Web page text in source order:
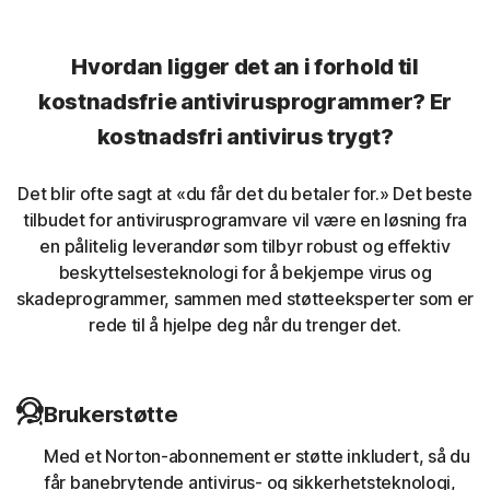
Uønskede leserutvidelser
Nortons inntrengingsforhindringssystem (IPS) bidrar til å
leserutvidelser.
Nettbanktrojanere
Norton-beskyttelse hjelper til med å blokkere og fjerne
trojanske hester som er kjent for å angripe bankøkter.
skadeprogrammer som bruker andres
Hvordan ligger det an i forhold til
kostnadsfrie antivirusprogrammer? Er
kostnadsfri antivirus trygt?
Det blir ofte sagt at «du får det du betaler for.» Det beste
tilbudet for antivirusprogramvare vil være en løsning fra
en pålitelig leverandør som tilbyr robust og effektiv
beskyttelsesteknologi for å bekjempe virus og
skadeprogrammer, sammen med støtteeksperter som er
rede til å hjelpe deg når du trenger det.
Brukerstøtte
Med et Norton-abonnement er støtte inkludert, så du
får banebrytende antivirus- og sikkerhetsteknologi,